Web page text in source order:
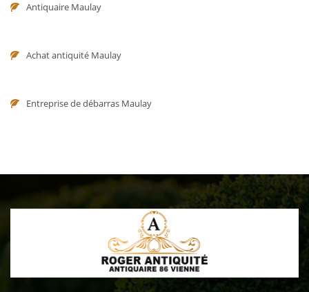
Antiquaire Maulay
Achat antiquité Maulay
Entreprise de débarras Maulay